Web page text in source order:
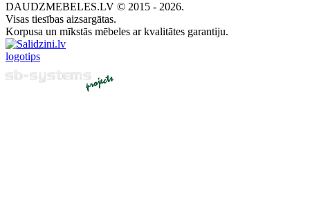
DAUDZMEBELES.LV © 2015 - 2026.
Visas tiesības aizsargātas.
Korpusa un mīkstās mēbeles ar kvalitātes garantiju.